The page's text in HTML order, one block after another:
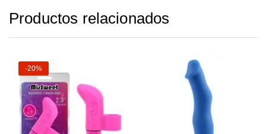
Productos relacionados
-20%